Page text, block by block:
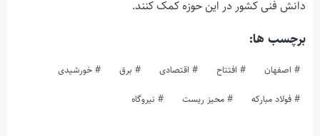
دانش فنی کشور در این حوزه کمک کنند.
برچسب ها:
اصفهان افتتاح اقتصادی برق خورشیدی
فولاد مبارکه محیز ریست نیروگاه